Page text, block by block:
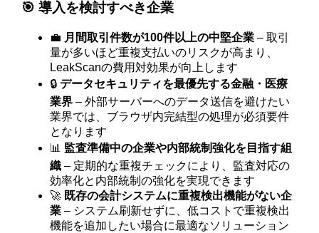
🎯 導入を検討すべき企業
💼 月間取引件数が100件以上の中堅企業 – 取引
量が多いほど重複支払いのリスクが高まり、
LeakScanの費用対効果が向上します
🔒データセキュリティを最優先する金融・医療
業界 – 外部サーバーへのデータ送信を避けたい
業界では、ブラウザ内完結型の処理が必須要件
となります
📊 監査準備中の企業や内部統制強化を目指す組
織 – 定期的な重複チェックにより、監査対応の
効率化と内部統制の強化を実現できます
🚀 既存の会計システムに重複検出機能がない企
業 – システム刷新せずに、低コストで重複検出
機能を追加したい場合に最適なソリューション